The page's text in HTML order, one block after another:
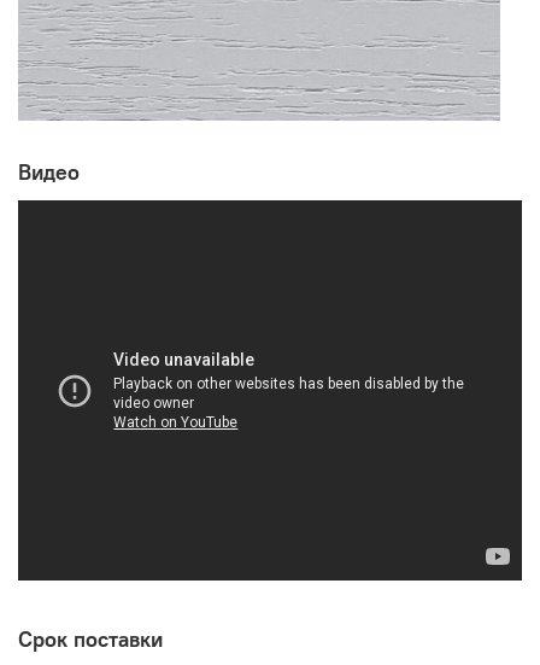
Видео
Срок поставки